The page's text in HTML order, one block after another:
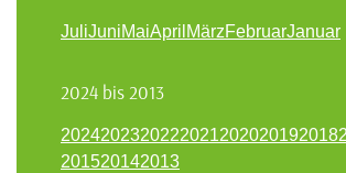
JuliJuniMaiApril MärzFebruarJanuar
2024 bis 2013
2024202320222021202020192018
201520142013